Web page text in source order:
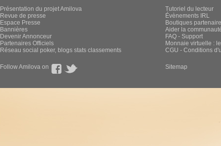
Présentation du projet Amilova
Revue de presse
Espace Presse
Bannières
Devenir Annonceur
Partenaires Officiels
Réseau social poker, blogs stats classements
Tutoriel du lecteur
Évènements IRL
Boutiques
Aider la
FAQ - Support
Monnaie virtuelle :
CGU - Conditions
Follow Amilova on Sitemap